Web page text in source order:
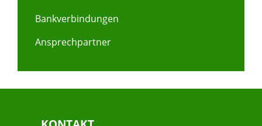
Bankverbindungen
Ansprechpartner